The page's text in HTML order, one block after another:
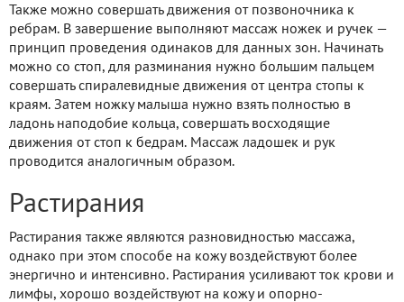
Также можно совершать движения от позвоночника к
ребрам. В завершение выполняют массаж ножек и ручек —
принцип проведения одинаков для данных зон. Начинать
можно со стоп, для разминания нужно большим пальцем
совершать спиралевидные движения от центра стопы к
краям. Затем ножку малыша нужно взять полностью в
ладонь наподобие кольца, совершать восходящие
движения от стоп к бедрам. Массаж ладошек и рук
проводится аналогичным образом.
Растирания
Растирания также являются разновидностью массажа,
однако при этом способе на кожу воздействуют более
энергично и интенсивно. Растирания усиливают ток крови и
лимфы, хорошо воздействуют на кожу и опорно-